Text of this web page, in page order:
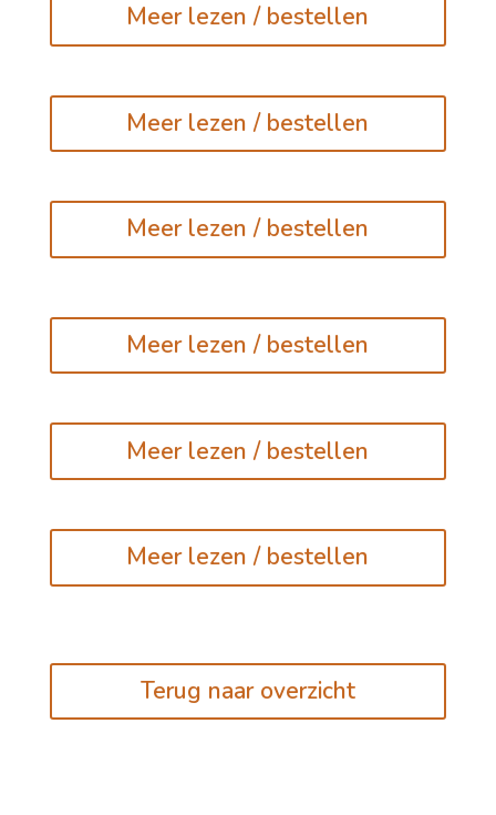
Meer lezen / bestellen
Meer lezen / bestellen
Meer lezen / bestellen
Meer lezen / bestellen
Meer lezen / bestellen
Meer lezen / bestellen
Terug naar overzicht